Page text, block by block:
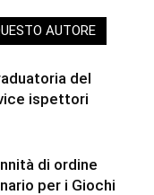
AUTORE
del
ispettori
di ordine
per i Giochi